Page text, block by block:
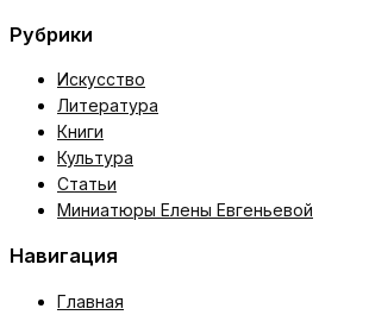
Рубрики
Искусство
Литература
Книги
Культура
Статьи
Миниатюры Елены Евгеньевой
Навигация
Главная